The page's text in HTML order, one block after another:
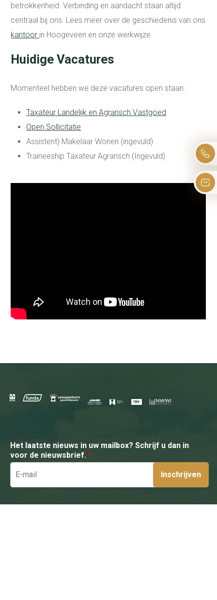
betrokkenheid. Verbinding en aandacht staan altijd
centraal bij ons. Lees meer over de geschiedenis van ons
kantoor in Hoogeveen en onze werkwijze.
Huidige Vacatures
Momenteel hebben we deze vacatures open staan:
Taxateur Landelijk en Agrarisch Vastgoed
Open Sollicitatie
Assistent) Makelaar Wonen (ingevuld)
Traineeship Taxateur Agrarisch (Ingevuld)
Het laatste nieuws in uw mailbox? Schrijf u dan in
voor de nieuwsbrief. *
Inschrijven